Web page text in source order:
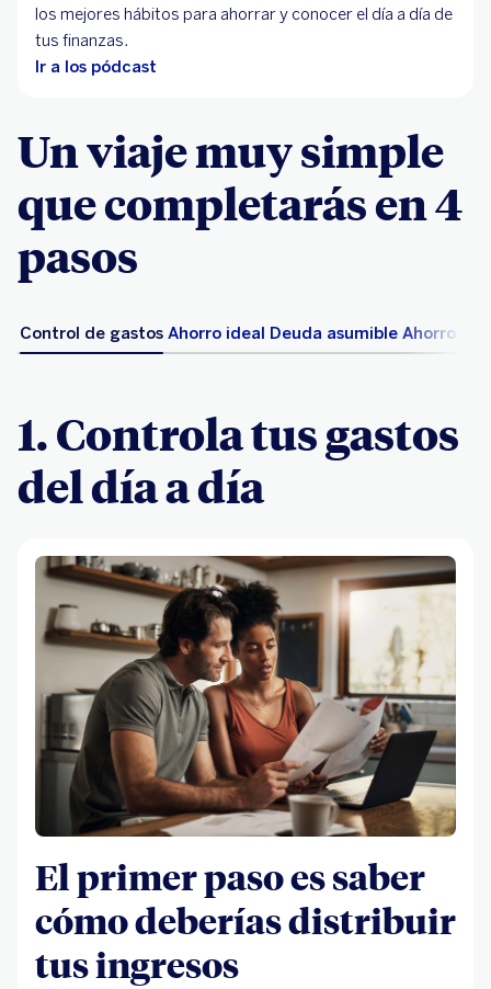
los mejores hábitos para ahorrar y conocer el día a día de
tus finanzas.
Ir a los pódcast
Un viaje muy simple
que completarás en 4
pasos
Control de gastos Ahorro ideal Deuda asumible Ahorro
1. Controla tus gastos
del día a día
El primer paso es saber
cómo deberías distribuir
tus ingresos